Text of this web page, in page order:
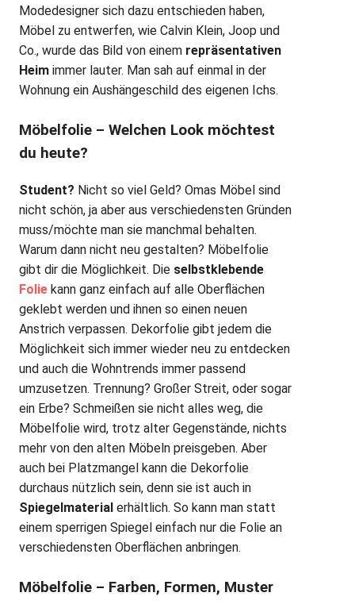
Modedesigner sich dazu entschieden haben,
Möbel zu entwerfen, wie Calvin Klein, Joop und
Co., wurde das Bild von einem repräsentativen
Heim immer lauter. Man sah auf einmal in der
Wohnung ein Aushängeschild des eigenen Ichs.
Möbelfolie – Welchen Look möchtest
du heute?
Student? Nicht so viel Geld? Omas Möbel sind
nicht schön, ja aber aus verschiedensten Gründen
muss/möchte man sie manchmal behalten.
Warum dann nicht neu gestalten? Möbelfolie
gibt dir die Möglichkeit. Die selbstklebende
Folie kann ganz einfach auf alle Oberflächen
geklebt werden und ihnen so einen neuen
Anstrich verpassen. Dekorfolie gibt jedem die
Möglichkeit sich immer wieder neu zu entdecken
und auch die Wohntrends immer passend
umzusetzen. Trennung? Großer Streit, oder sogar
ein Erbe? Schmeißen sie nicht alles weg, die
Möbelfolie wird, trotz alter Gegenstände, nichts
mehr von den alten Möbeln preisgeben. Aber
auch bei Platzmangel kann die Dekorfolie
durchaus nützlich sein, denn sie ist auch in
Spiegelmaterial erhältlich. So kann man statt
einem sperrigen Spiegel einfach nur die Folie an
verschiedensten Oberflächen anbringen.
Möbelfolie – Farben, Formen, Muster